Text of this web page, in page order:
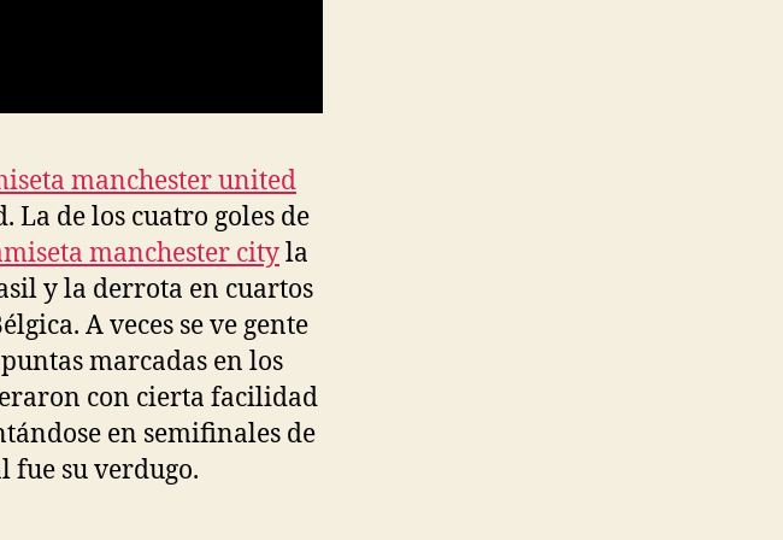
manchester united
La de los cuatro goles de
manchester cityla
y la derrota en cuartos
A veces se ve gente
marcadas en los
con cierta facilidad
en semifinales de
fue su verdugo.